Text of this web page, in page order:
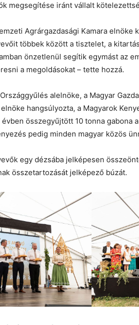
megsegítése iránt vállalt
Agrárgazdasági Kamara elnöke
többek között a tisztelet, a
önzetlenül segítik egymást az
a megoldásokat – tette hozzá.
alelnöke, a Magyar
hangsúlyozta, a Magyarok
összegyűjtött 10 tonna gabona
pedig minden magyar közös
egy dézsába jelképesen
összetartozását jelképező búzát.